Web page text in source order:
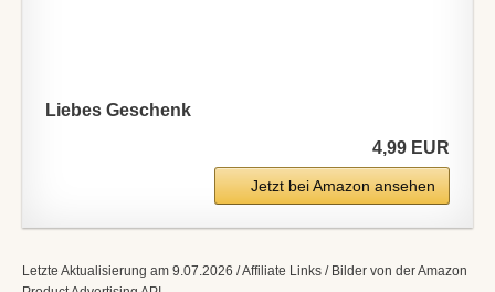
Liebes Geschenk
4,99 EUR
Jetzt bei Amazon ansehen
Letzte Aktualisierung am 9.07.2026 / Affiliate Links / Bilder von der Amazon